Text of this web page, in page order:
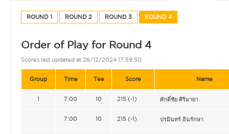
ROUND 1 ROUND 2 ROUND 3 ROUND 4
Order of Play for Round 4
Scores last updated at 26/12/2024 17:59:50
Group Time Tee Score Name
1 7:00 10 215 (-1) ศักดิ์ชัย ศิริมายา
7:00 10 215 (-1) ปรมินทร์ อินรักษา